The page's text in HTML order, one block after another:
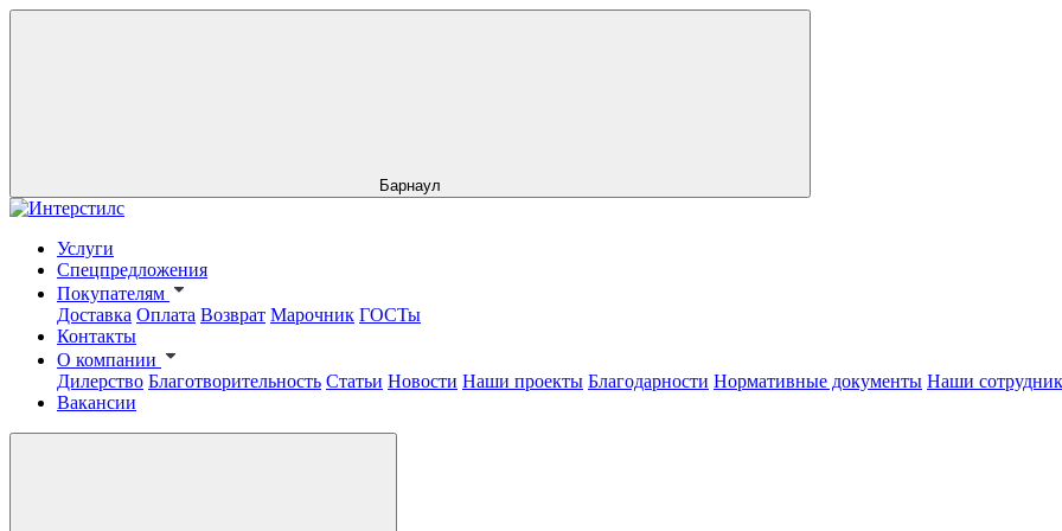
Барнаул
Услуги
Спецпредложения
Покупателям
Доставка Оплата Возврат Марочник ГОСТы
Контакты
О компании
Дилерство Благотворительность Статьи Новости Наши проекты Благодарности Нормативные документы Наши
Вакансии